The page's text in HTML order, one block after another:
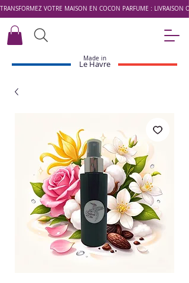
TRANSFORMEZ VOTRE MAISON EN COCON PARFUMÉ : LIVRAISON
Made in
Le Havre